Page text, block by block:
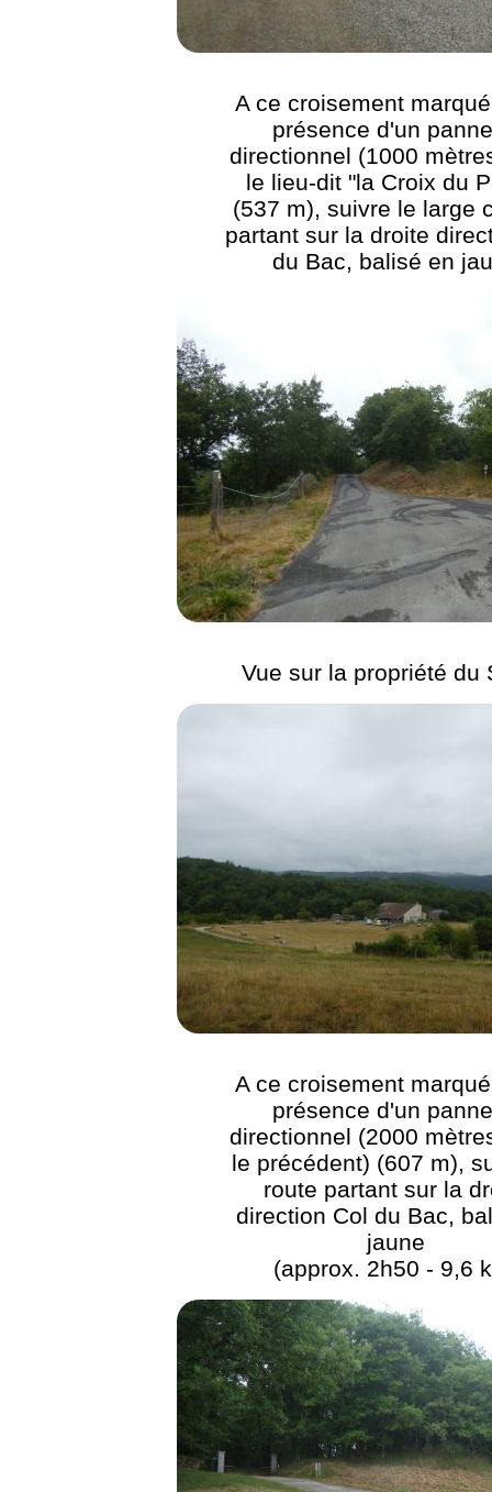
A ce croisement
présence d'un
directionnel (1000
le lieu-dit "la Croix du
(537 m), suivre le large
partant sur la droite
du Bac, balisé en
Vue sur la propriété du
A ce croisement
présence d'un
directionnel (2000
le précédent) (607 m),
route partant sur la
direction Col du Bac,
jaune
(approx. 2h50 - 9,6